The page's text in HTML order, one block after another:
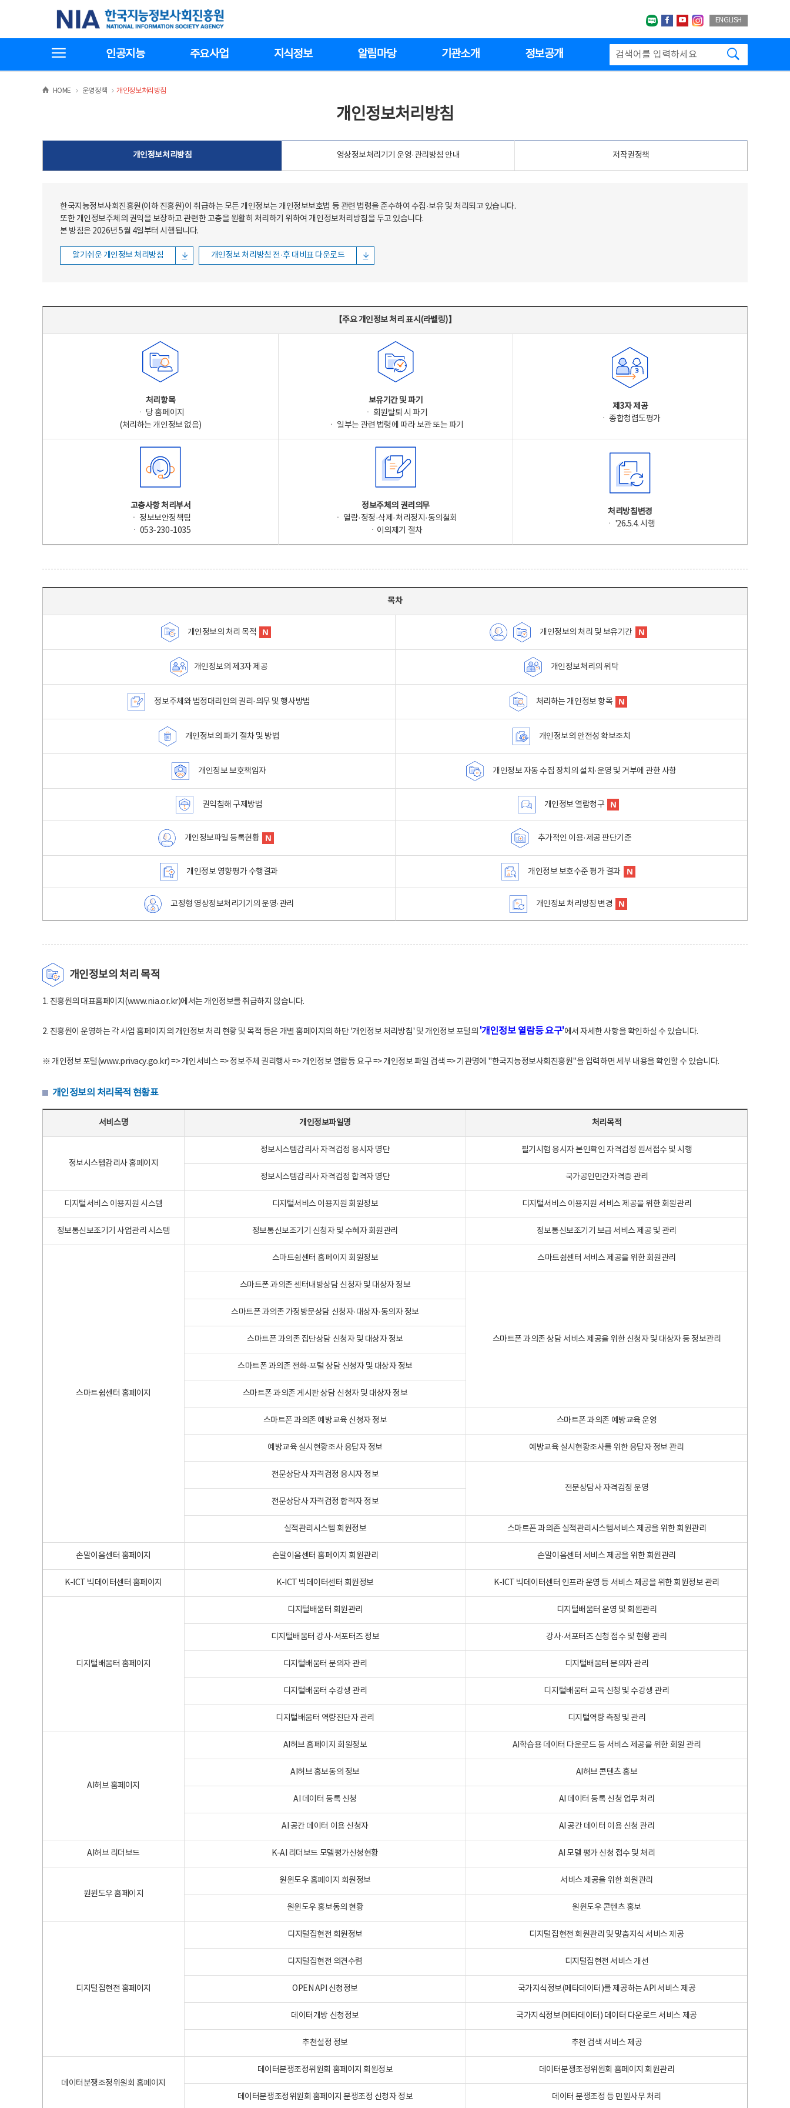
한국지능정보사회진흥원
네이버블로그
페이스북
유투브인스타그랩
ENGLISH
인공지능 주요사업 지식정보 알림마당 기관소개 정보공개
HOME >운영정책 >
개인정보처리방침
개인정보처리방침
개인정보처리방침 영상정보처리기기 운영·관리방침 안내 저작권정책
한국지능정보사회진흥원(이하 진흥원)이 취급하는 모든 개인정보는 개인정보보호법 등 관련 법령을 준수하여 수집·보유 및 처리되고 있습니다.
또한 개인정보주체의 권익을 보장하고 관련한 고충을 원활히 처리하기 위하여 개인정보처리방침을 두고 있습니다.
본 방침은 2026년 5월 4일부터 시행됩니다.
알기쉬운 개인정보 처리방침 개인정보 처리방침 전·후 대비표 다운로드
【주요 개인정보 처리 표시(라벨링)】
처리항목
ㆍ 당 홈페이지
(처리하는 개인정보 없음)
보유기간 및 파기
ㆍ 회원탈퇴 시 파기
ㆍ 일부는 관련 법령에 따라 보관 또는 파기
제3자 제공
ㆍ 종합청렴도평가
고충사항 처리부서
ㆍ 정보보안정책팀
ㆍ 053-230-1035
정보주체의 권리의무
ㆍ 열람·정정·삭제·처리정지·동의철회
ㆍ이의제기 절차
처리방침변경
ㆍ '26.5.4. 시행
목차
개인정보의 처리 목적 개인정보의 처리 및 보유기간
개인정보의 제3자 제공 개인정보처리의 위탁
정보주체와 법정대리인의 권리·의무 및 행사방법 처리하는 개인정보 항목
개인정보의 파기 절차 및 방법 개인정보의 안전성 확보조치
개인정보 보호책임자 개인정보 자동 수집 장치의 설치·운영 및 거부에 관한 사항
권익침해 구제방법 개인정보 열람청구
개인정보파일 등록현황 추가적인 이용·제공 판단기준
개인정보 영향평가 수행결과 개인정보 보호수준 평가 결과
고정형 영상정보처리기기의 운영·관리 개인정보 처리방침 변경
개인정보의 처리 목적
1. 진흥원의 대표홈페이지(www.nia.or.kr)에서는 개인정보를 취급하지 않습니다.
2. 진흥원이 운영하는 각 사업 홈페이지의 개인정보 처리 현황 및 목적 등은 개별 홈페이지의 하단 '개인정보 처리방침' 및 개인정보 포털의 '개인정보 열람등 요구'에서 자세한 사항을 확인하실 수 있습니다.
※ 개인정보 포털(www.privacy.go.kr) => 개인서비스 => 정보주체 권리행사 => 개인정보 열람등 요구 => 개인정보 파일 검색 => 기관명에 "한국지능정보사회진흥원"을 입력하면 세부 내용을 확인할 수 있습니다.
개인정보의 처리목적 현황표
서비스명 개인정보파일명 처리목적
정보시스템감리사 홈페이지
정보시스템감리사 자격검정 응시자 명단 필기시험 응시자 본인확인 자격검정 원서접수 및 시행
정보시스템감리사 자격검정 합격자 명단 국가공인민간자격증 관리
디지털서비스 이용지원 시스템 디지털서비스 이용지원 회원정보 디지털서비스 이용지원 서비스 제공을 위한 회원관리
정보통신보조기기 사업관리 시스템 정보통신보조기기 신청자 및 수혜자 회원관리 정보통신보조기기 보급 서비스 제공 및 관리
스마트쉼센터 홈페이지
스마트쉼센터 홈페이지 회원정보 스마트쉼센터 서비스 제공을 위한 회원관리
스마트폰 과의존 센터내방상담 신청자 및 대상자 정보
스마트폰 과의존 상담 서비스 제공을 위한 신청자 및 대상자 등 정보관리
스마트폰 과의존 가정방문상담 신청자·대상자·동의자 정보
스마트폰 과의존 집단상담 신청자 및 대상자 정보
스마트폰 과의존 전화·포털 상담 신청자 및 대상자 정보
스마트폰 과의존 게시판 상담 신청자 및 대상자 정보
스마트폰 과의존 예방교육 신청자 정보 스마트폰 과의존 예방교육 운영
예방교육 실시현황조사 응답자 정보 예방교육 실시현황조사를 위한 응답자 정보 관리
전문상담사 자격검정 응시자 정보
전문상담사 자격검정 운영
전문상담사 자격검정 합격자 정보
실적관리시스템 회원정보 스마트폰 과의존 실적관리시스템서비스 제공을 위한 회원관리
손말이음센터 홈페이지 손말이음센터 홈페이지 회원관리 손말이음센터 서비스 제공을 위한 회원관리
K-ICT 빅데이터센터 홈페이지 K-ICT 빅데이터센터 회원정보 K-ICT 빅데이터센터 인프라 운영 등 서비스 제공을 위한 회원정보 관리
디지털배움터 홈페이지
디지털배움터 회원관리 디지털배움터 운영 및 회원관리
디지털배움터 강사·서포터즈 정보 강사·서포터즈 신청 접수 및 현황 관리
디지털배움터 문의자 관리 디지털배움터 문의자 관리
디지털배움터 수강생 관리 디지털배움터 교육 신청 및 수강생 관리
디지털배움터 역량진단자 관리 디지털역량 측정 및 관리
AI허브 홈페이지
AI허브 홈페이지 회원정보 AI학습용 데이터 다운로드 등 서비스 제공을 위한 회원 관리
AI허브 홍보동의 정보 AI허브 콘텐츠 홍보
AI 데이터 등록 신청 AI 데이터 등록 신청 업무 처리
AI 공간 데이터 이용 신청자 AI 공간 데이터 이용 신청 관리
AI허브 리더보드 K-AI 리더보드 모델평가신청현황 AI 모델 평가 신청 접수 및 처리
원윈도우 홈페이지
원윈도우 홈페이지 회원정보 서비스 제공을 위한 회원관리
원윈도우 홍보동의 현황 원윈도우 콘텐츠 홍보
디지털집현전 홈페이지
디지털집현전 회원정보 디지털집현전 회원관리 및 맞춤지식 서비스 제공
디지털집현전 의견수렴 디지털집현전 서비스 개선
OPEN API 신청정보 국가지식정보(메타데이터)를 제공하는 API 서비스 제공
데이터개방 신청정보 국가지식정보(메타데이터) 데이터 다운로드 서비스 제공
추천설정 정보 추천 검색 서비스 제공
데이터분쟁조정위원회 홈페이지
데이터분쟁조정위원회 홈페이지 회원정보 데이터분쟁조정위원회 홈페이지 회원관리
데이터분쟁조정위원회 홈페이지 분쟁조정 신청자 정보 데이터 분쟁조정 등 민원사무 처리